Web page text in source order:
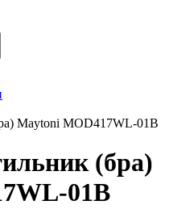
Maytoni MOD417WL-01B
(бра)
01B